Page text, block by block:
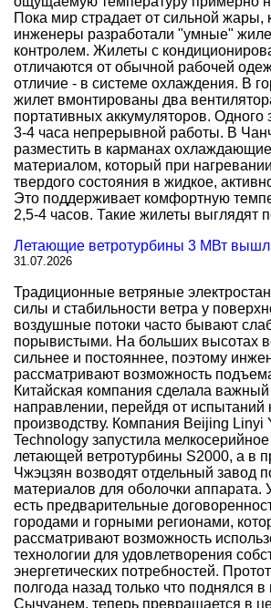
Пока мир страдает от сильной жары,
инженеры разработали "умные"
контролем. Жилеты с
отличаются от обычной рабочей
отличие - в системе охлаждения. В
жилет вмонтированы два
портативных аккумуляторов. Одного
3-4 часа непрерывной работы. В
разместить в карманах
материалом, который при
твердого состояния в жидкое,
Это поддерживает комфортную
2,5-4 часов. Такие жилеты выглядят
Летающие ветротурбины 3 МВт
31.07.2026
Традиционные ветряные
силы и стабильности ветра у
воздушные потоки часто бывают
порывистыми. На больших высотах
сильнее и постояннее, поэтому
рассматривают возможность
Китайская компания сделала
направлении, перейдя от испытаний
производству. Компания Beijing Linyi
Technology запустила
летающей ветротурбины S2000, а в
Чжэцзян возводят отдельный завод
материалов для оболочки аппарата.
есть предварительные
городами и горными регионами,
рассматривают возможность
технологии для удовлетворения
энергетических потребностей.
полгода назад только что поднялся в
Сычуанем, теперь превращается в